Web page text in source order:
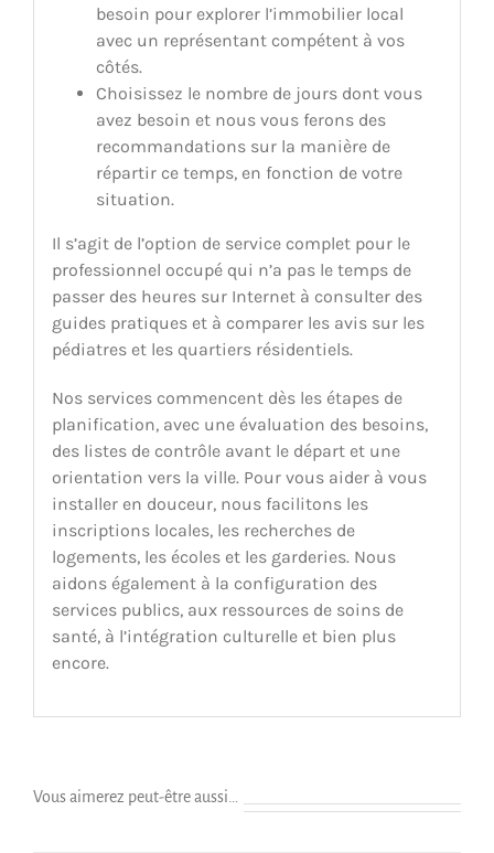
besoin pour explorer l’immobilier local
avec un représentant compétent à vos
côtés.
Choisissez le nombre de jours dont vous
avez besoin et nous vous ferons des
recommandations sur la manière de
répartir ce temps, en fonction de votre
situation.
Il s’agit de l’option de service complet pour le
professionnel occupé qui n’a pas le temps de
passer des heures sur Internet à consulter des
guides pratiques et à comparer les avis sur les
pédiatres et les quartiers résidentiels.
Nos services commencent dès les étapes de
planification, avec une évaluation des besoins,
des listes de contrôle avant le départ et une
orientation vers la ville. Pour vous aider à vous
installer en douceur, nous facilitons les
inscriptions locales, les recherches de
logements, les écoles et les garderies. Nous
aidons également à la configuration des
services publics, aux ressources de soins de
santé, à l’intégration culturelle et bien plus
encore.
Vous aimerez peut-être aussi…